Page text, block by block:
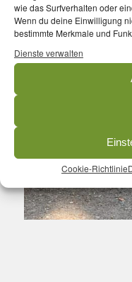
wie das Surfverhalten oder
Wenn du deine Einwilligung
bestimmte Merkmale und
Dienste verwalten
Cookie-Richtlinie